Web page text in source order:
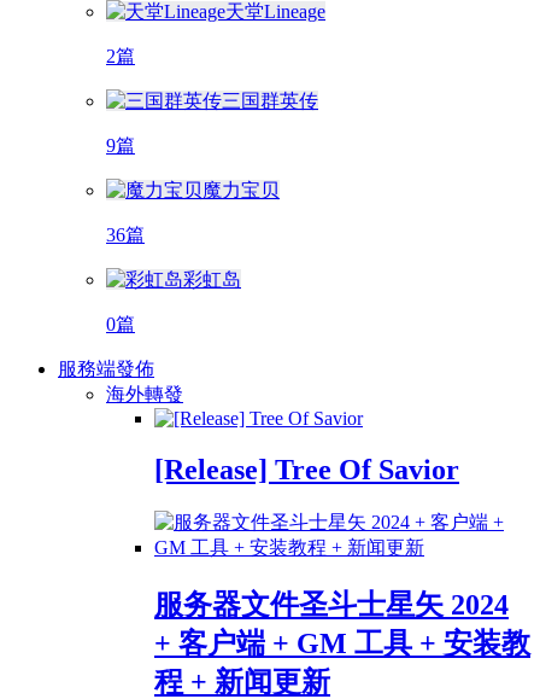
天堂Lineage
2篇
三国群英传
9篇
魔力宝贝
36篇
彩虹岛
0篇
服務端發佈
海外轉發
[Release] Tree Of Savior
服务器文件圣斗士星矢 2024
+ 客户端 + GM 工具 + 安装教
程 + 新闻更新